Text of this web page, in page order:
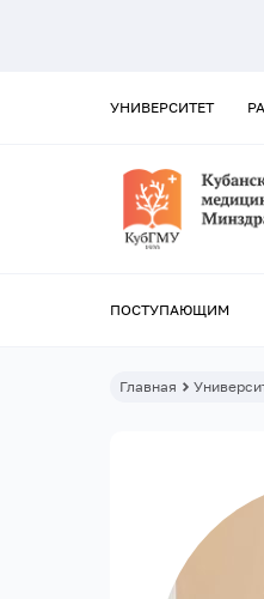
УНИВЕРСИТЕТ
ПОСТУПАЮЩИМ
Главная